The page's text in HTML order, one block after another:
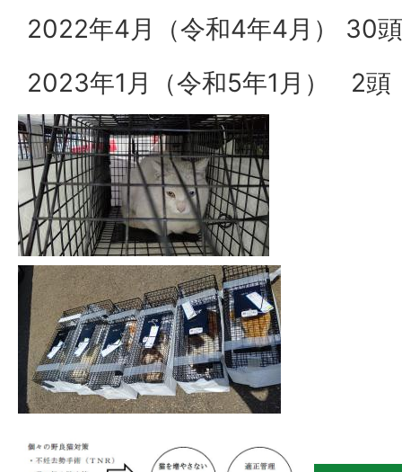
2022年4月（令和4年4月） 30頭
2023年1月（令和5年1月） 2頭